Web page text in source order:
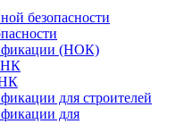
безопасности
(НОК)
НК
для строителей
для